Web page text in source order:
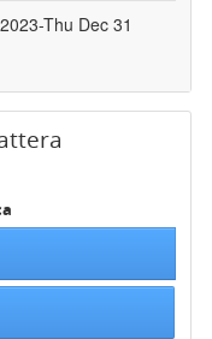
Thu Dec 31